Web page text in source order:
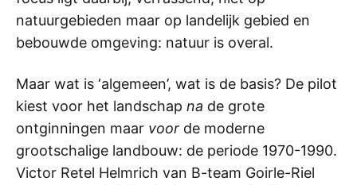
natuurgebieden maar op landelijk gebied en
bebouwde omgeving: natuur is overal.
Maar wat is ‘algemeen’, wat is de basis? De pilot
kiest voor het landschap na de grote
ontginningen maar voor de moderne
grootschalige landbouw: de periode 1970-1990.
Victor Retel Helmrich van B-team Goirle-Riel